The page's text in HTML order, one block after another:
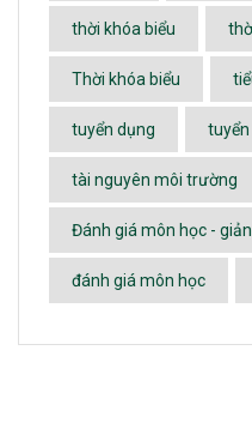
thời khóa biểu
Thời khóa biểu
tuyển dụng tuyển
tài nguyên môi trường
Đánh giá môn học -
đánh giá môn học